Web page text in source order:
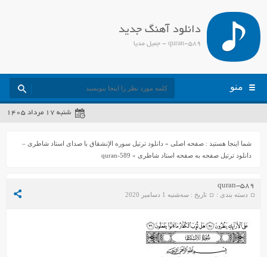
دانلود آهنگ جدید
quran-589 - جمیل مدیا
منو
شنبه ۱۷ مرداد ۱۴۰۵
شما اینجا هستید :صفحه اصلی »دانلود ترتیل سوره الإنشقاق با صدای استاد شاطری –
دانلود ترتیل صفحه به صفحه استاد شاطری »
quran-589
quran-589
دسته بندی : تاریخ : سه‌شنبه 1 دسامبر 2020